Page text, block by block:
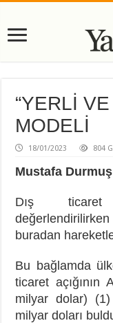
“YERLİ
MODELİ
18/01/2023 804
Mustafa
Dış ticaret
buradan
Bu bağlamda
ticaret açığının
milyar dolar)
milyar doları